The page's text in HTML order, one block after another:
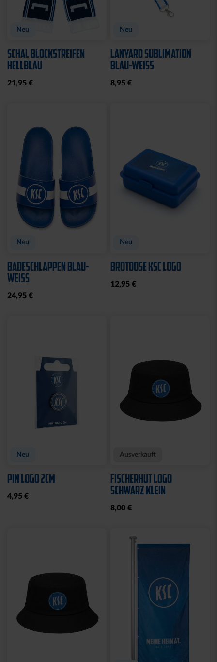
Neu
SCHAL BLOCKSTREIFEN
HELLBLAU
21,95 €
Neu
LANYARD SUBLIMATION
BLAU-WEISS
8,95 €
Neu
BADESCHLAPPEN BLAU-
WEISS
24,95 €
Neu
BROTDOSE KSC LOGO
12,95 €
Neu
PIN LOGO 2CM
4,95 €
Ausverkauft
FISCHERHUT LOGO
SCHWARZ KLEIN
8,00 €